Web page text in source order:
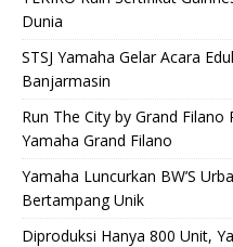
Dunia
STSJ Yamaha Gelar Acara
Banjarmasin
Run The City by Grand
Yamaha Grand Filano
Yamaha Luncurkan BW’S
Bertampang Unik
Diproduksi Hanya 800 Unit,